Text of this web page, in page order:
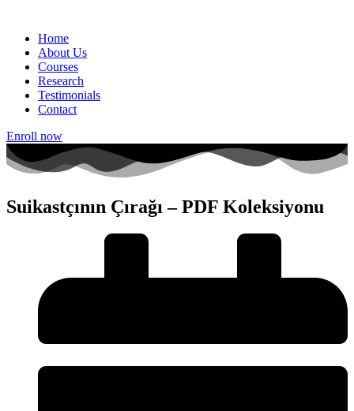
Home
About Us
Courses
Research
Testimonials
Contact
Enroll now
Suikastçının Çırağı – PDF Koleksiyonu